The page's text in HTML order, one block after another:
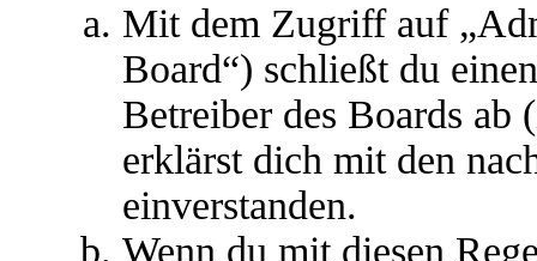
Mit dem Zugriff auf
Board“) schließt du
Betreiber des Boards ab
erklärst dich mit den
einverstanden.
Wenn du mit diesen